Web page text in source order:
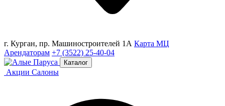
г. Курган, пр. Машиностроителей 1А Карта МЦ
Арендаторам +7 (3522) 25-40-04
Каталог
Акции Салоны